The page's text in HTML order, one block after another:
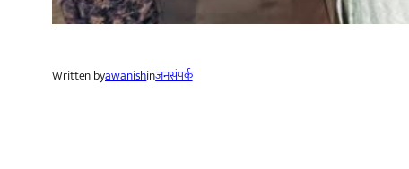
Written byawanishinजनसंपर्क